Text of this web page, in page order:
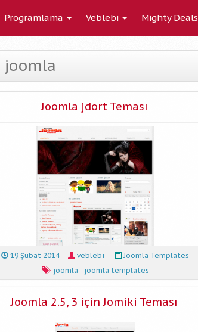
Programlama Veblebi Mighty Deals
joomla
Joomla jdort Teması
19 Şubat 2014 veblebi
Joomla Templates
joomla
joomla templates
Joomla 2.5, 3 için Jomiki Teması